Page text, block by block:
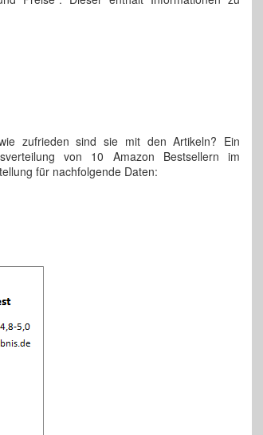
zufrieden sind sie mit den Artikeln? Ein
von 10 Amazon Bestsellern im
für nachfolgende Daten: